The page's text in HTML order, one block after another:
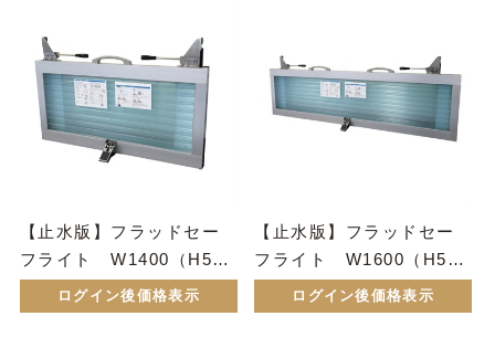
【止水版】フラッドセー
フライト W1400（H50
ログイン後価格表示
【止水版】フラッドセー
フライト W1600（H50
ログイン後価格表示